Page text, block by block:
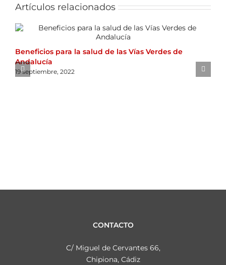
Artículos relacionados
Beneficios para la salud de las Vías Verdes de
Andalucía
19 septiembre, 2022
CONTACTO
C/ Miguel de Cervantes 66,
Chipiona, Cádiz